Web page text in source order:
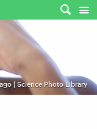
| Science Photo Library